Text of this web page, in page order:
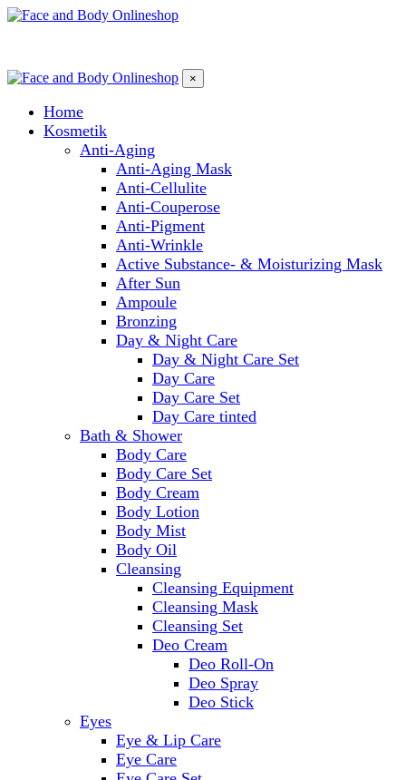
×
Home
Kosmetik
Anti-Aging
Anti-Aging Mask
Anti-Cellulite
Anti-Couperose
Anti-Pigment
Anti-Wrinkle
Active Substance- & Moisturizing Mask
After Sun
Ampoule
Bronzing
Day & Night Care
Day & Night Care Set
Day Care
Day Care Set
Day Care tinted
Bath & Shower
Body Care
Body Care Set
Body Cream
Body Lotion
Body Mist
Body Oil
Cleansing
Cleansing Equipment
Cleansing Mask
Cleansing Set
Deo Cream
Deo Roll-On
Deo Spray
Deo Stick
Eyes
Eye & Lip Care
Eye Care